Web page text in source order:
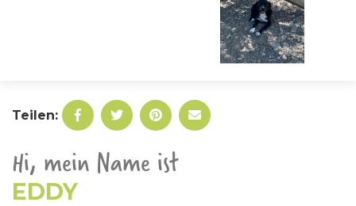
Teilen:
Hi, mein Name ist
EDDY